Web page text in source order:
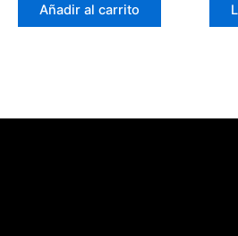
Añadir al carrito